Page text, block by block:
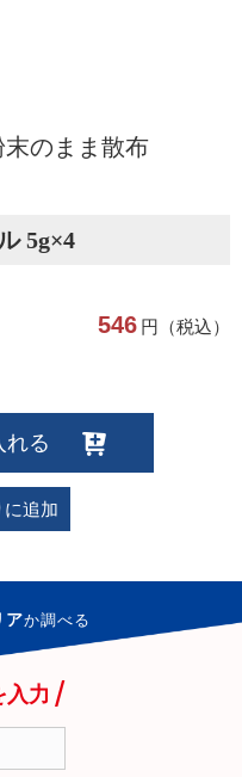
のまま散布
5g×4
546 円（税込）
れる
に追加
アか調べる
入力